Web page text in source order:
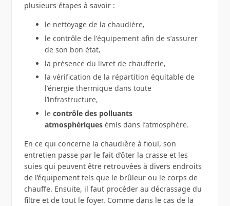
plusieurs étapes à savoir :
le nettoyage de la chaudière,
le contrôle de l’équipement afin de s’assurer
de son bon état,
la présence du livret de chaufferie,
la vérification de la répartition équitable de
l’énergie thermique dans toute
l’infrastructure,
le contrôle des polluants
atmosphériquesémis dans l’atmosphère.
En ce qui concerne la chaudière à fioul, son
entretien passe par le fait d’ôter la crasse et les
suies qui peuvent être retrouvées à divers endroits
de l’équipement tels que le brûleur ou le corps de
chauffe. Ensuite, il faut procéder au décrassage du
filtre et de tout le foyer. Comme dans le cas de la